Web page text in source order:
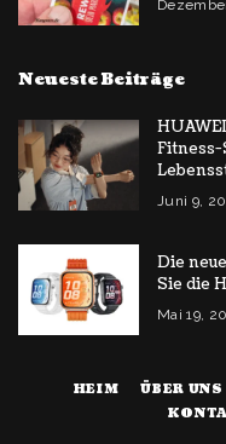
Neueste Beiträge
Juni 9,
Die
Sie die
Mai 19,
HEIM ÜBER UNS